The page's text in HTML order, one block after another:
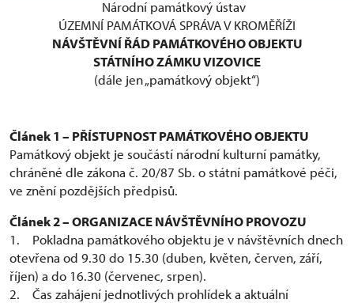
Národní památkový ústav
ÚZEMNÍ PAMÁTKOVÁ SPRÁVA V KROMĚŘÍŽI
NÁVŠTĚVNÍ ŘÁD PAMÁTKOVÉHO OBJEKTU
STÁTNÍHO ZÁMKU VIZOVICE
(dále jen „památkový objekt“)
Článek 1 – PŘÍSTUPNOST PAMÁTKOVÉHO OBJEKTU
Památkový objekt je součástí národní kulturní památky,
chráněné dle zákona č. 20/87 Sb. o státní památkové péči,
ve znění pozdějších předpisů.
Článek 2 – ORGANIZACE NÁVŠTĚVNÍHO PROVOZU
1. Pokladna památkového objektu je v návštěvních dnech
otevřena od 9.30 do 15.30 (duben, květen, červen, září,
říjen) a do 16.30 (červenec, srpen).
2. Čas zahájení jednotlivých prohlídek a aktuální